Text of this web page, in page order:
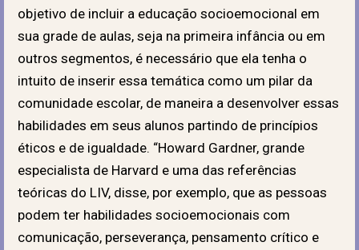
objetivo de incluir a educação socioemocional em
sua grade de aulas, seja na primeira infância ou em
outros segmentos, é necessário que ela tenha o
intuito de inserir essa temática como um pilar da
comunidade escolar, de maneira a desenvolver essas
habilidades em seus alunos partindo de princípios
éticos e de igualdade. “Howard Gardner, grande
especialista de Harvard e uma das referências
teóricas do LIV, disse, por exemplo, que as pessoas
podem ter habilidades socioemocionais com
comunicação, perseverança, pensamento crítico e